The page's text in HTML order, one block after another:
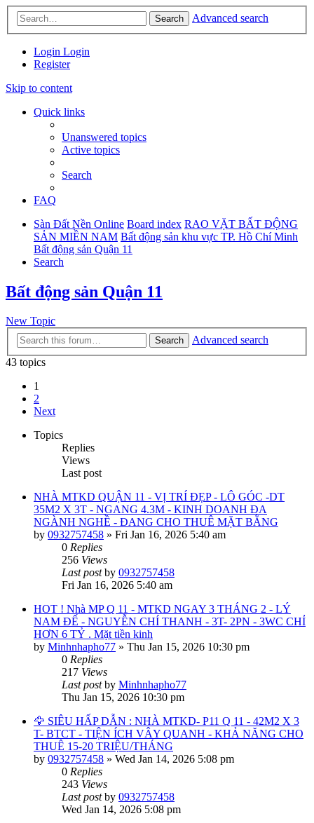
Search Advanced search
Login Login
Register
Skip to content
Quick links
Unanswered topics
Active topics
Search
FAQ
Sàn Đất Nền Online Board index RAO VẶT BẤT ĐỘNG
SẢN MIỀN NAM Bất động sản khu vực TP. Hồ Chí Minh
Bất động sản Quận 11
Search
Bất động sản Quận 11
New Topic
Search
Advanced search
43 topics
1
2
Next
Topics
Replies
Views
Last post
NHÀ MTKD QUẬN 11 - VỊ TRÍ ĐẸP - LÔ GÓC -DT
35M2 X 3T - NGANG 4.3M - KINH DOANH ĐA
NGÀNH NGHỀ - ĐANG CHO THUÊ MẶT BẰNG
by 0932757458 » Fri Jan 16, 2026 5:40 am
0 Replies
256 Views
Last postby 0932757458
Fri Jan 16, 2026 5:40 am
HOT ! Nhà MP Q 11 - MTKD NGAY 3 THÁNG 2 - LÝ
NAM ĐẾ - NGUYỄN CHÍ THANH - 3T- 2PN - 3WC CHỈ
HƠN 6 TỶ . Mặt tiền kinh
by Minhnhapho77 » Thu Jan 15, 2026 10:30 pm
0 Replies
217 Views
Last postby Minhnhapho77
Thu Jan 15, 2026 10:30 pm
🦅 SIÊU HẤP DẪN : NHÀ MTKD- P11 Q 11 - 42M2 X 3
T- BTCT - TIỆN ÍCH VÂY QUANH - KHẢ NĂNG CHO
THUÊ 15-20 TRIỆU/THÁNG
by 0932757458 » Wed Jan 14, 2026 5:08 pm
0 Replies
243 Views
Last postby 0932757458
Wed Jan 14, 2026 5:08 pm